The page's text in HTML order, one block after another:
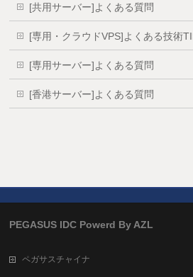
[共用サーバー]よくある質問
[専用・クラウドVPS]よくある技術
[専用サーバー]よくある質問
[香港サーバー]よくある質問
PEGASUS IDC Powerd By AZL
ペガサスチャイナ